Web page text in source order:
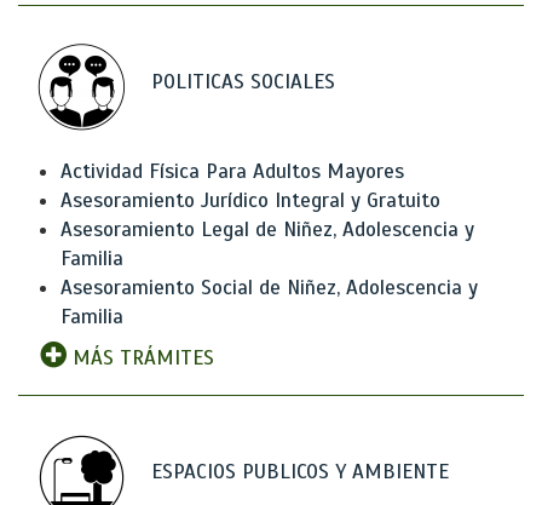
POLITICAS SOCIALES
Actividad Física Para Adultos Mayores
Asesoramiento Jurídico Integral y Gratuito
Asesoramiento Legal de Niñez, Adolescencia y
Familia
Asesoramiento Social de Niñez, Adolescencia y
Familia
MÁS TRÁMITES
ESPACIOS PUBLICOS Y AMBIENTE